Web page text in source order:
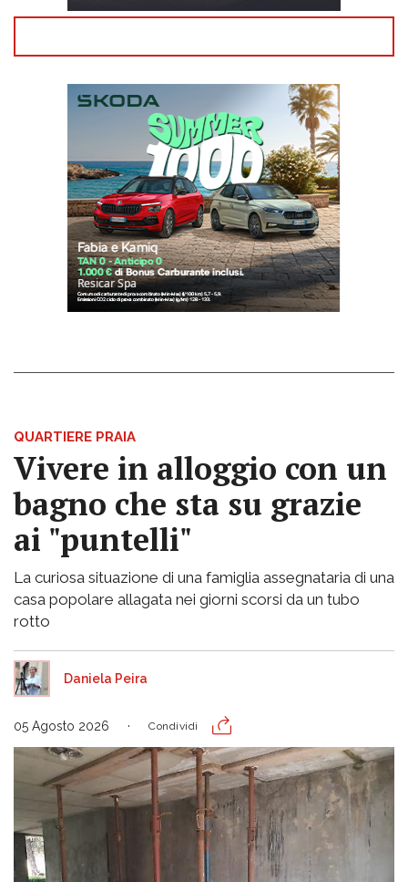
QUARTIERE PRAIA
Vivere in alloggio con un
bagno che sta su grazie
ai "puntelli"
La curiosa situazione di una famiglia assegnataria di una
casa popolare allagata nei giorni scorsi da un tubo
rotto
Daniela Peira
05 Agosto 2026 Condividi